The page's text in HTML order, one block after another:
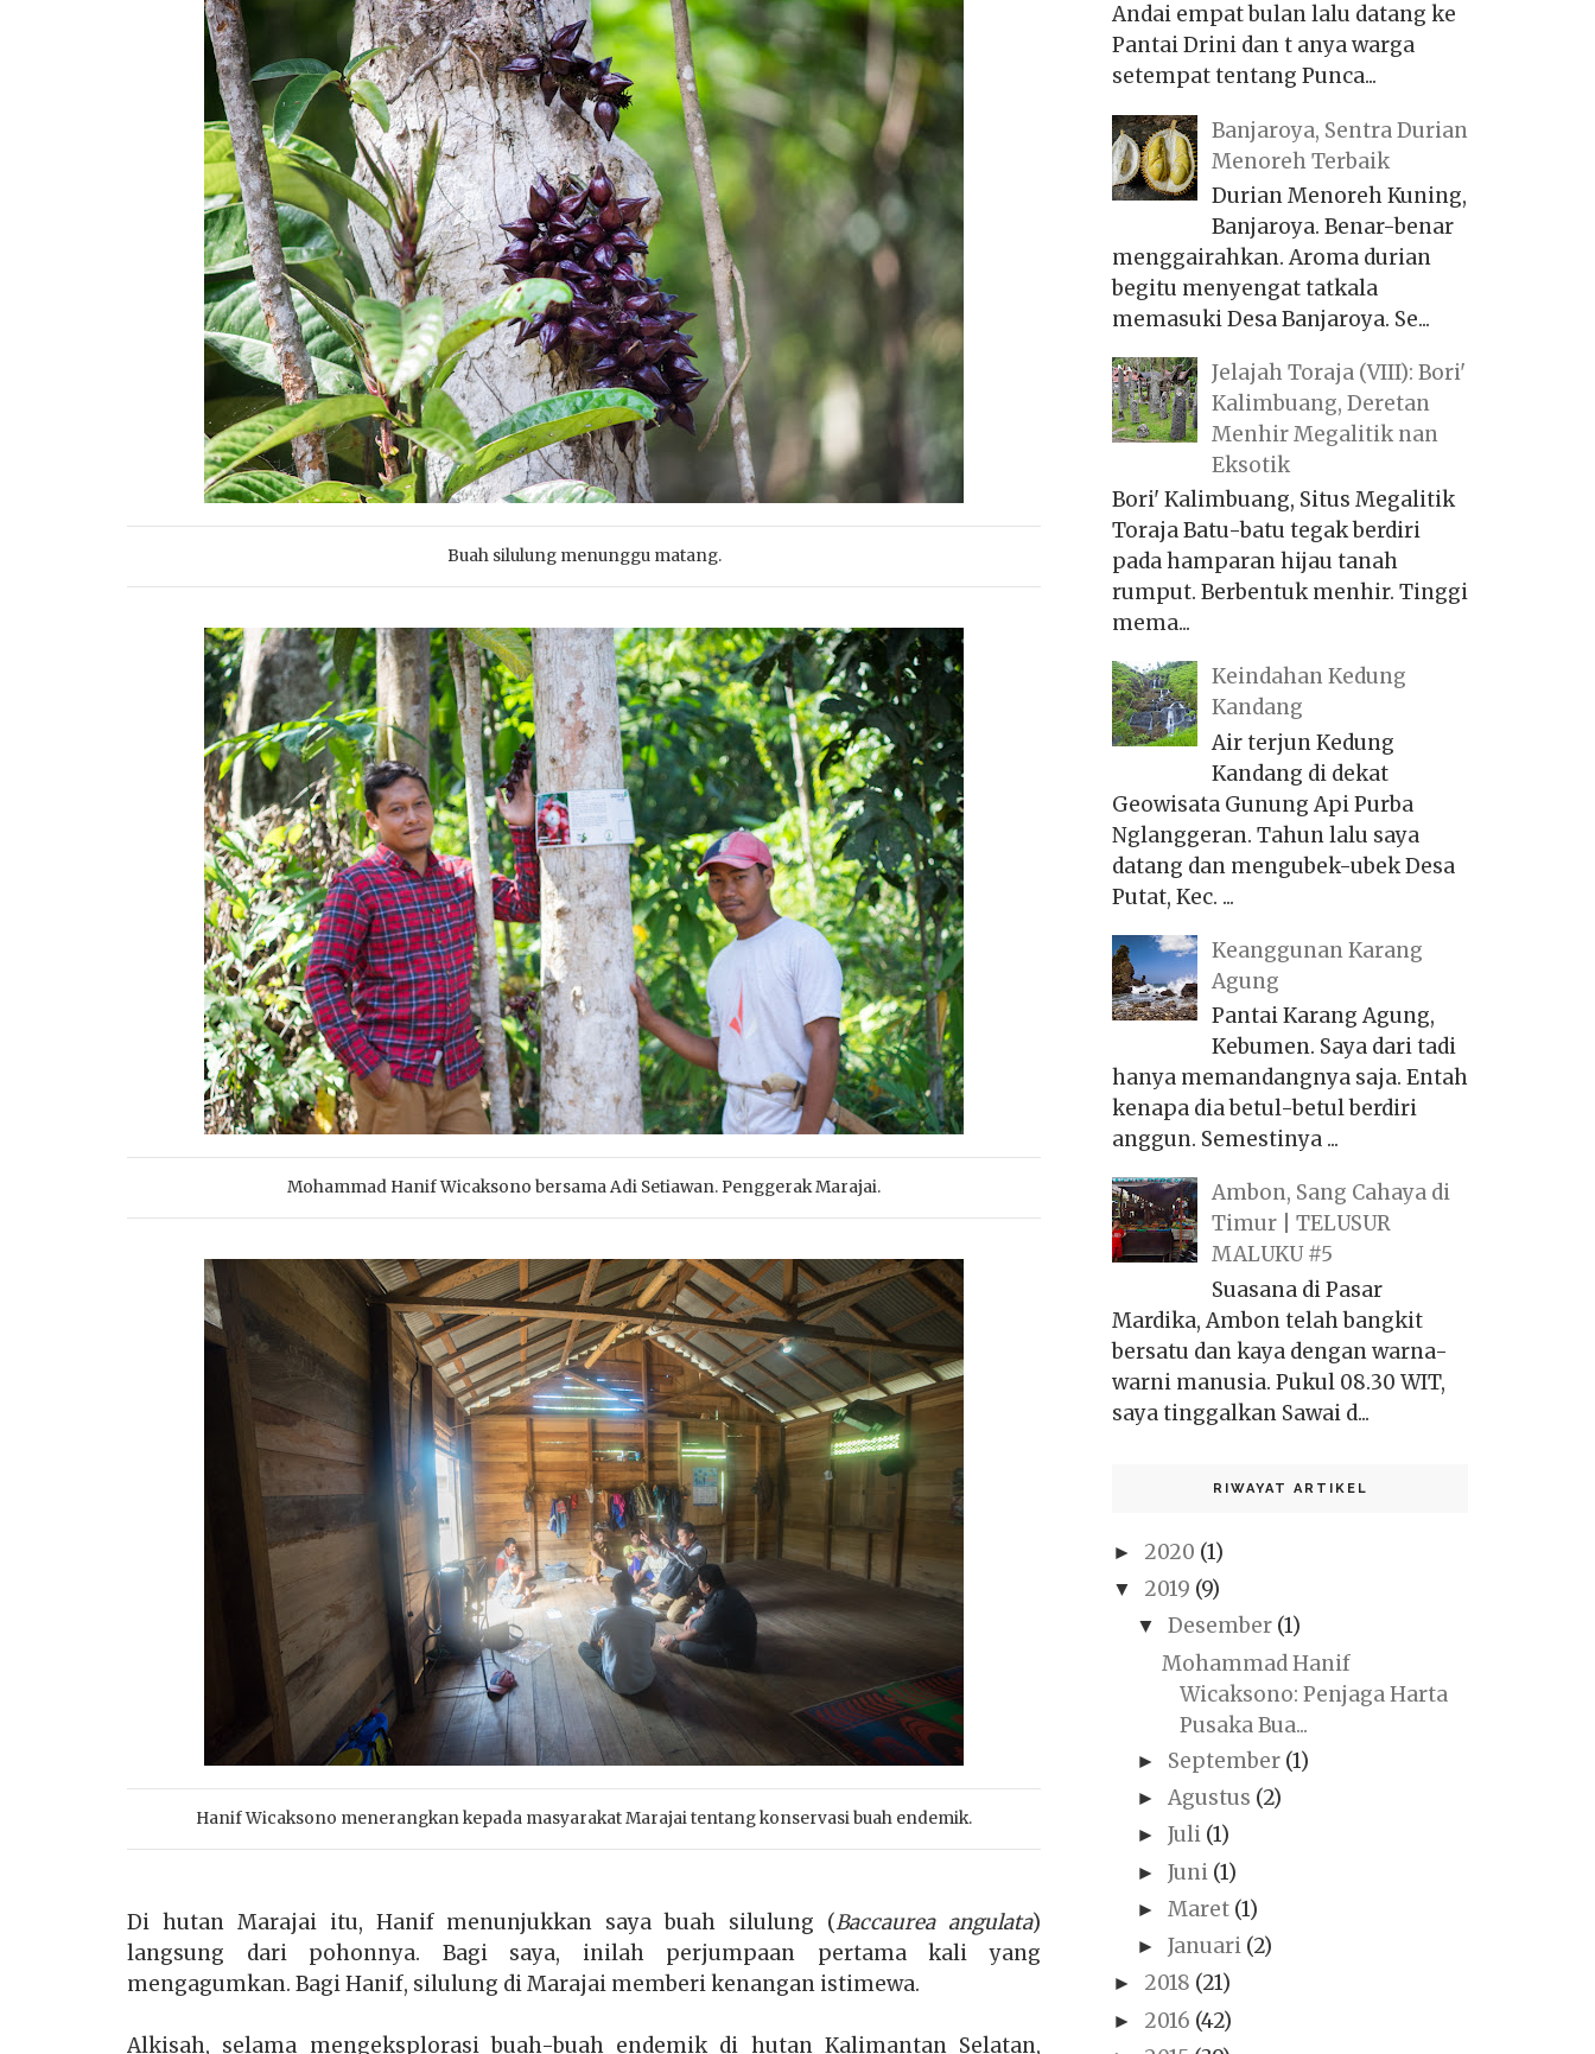
Buah silulung menunggu matang.
Mohammad Hanif Wicaksono bersama Adi Setiawan. Penggerak Marajai.
Hanif Wicaksono menerangkan kepada masyarakat Marajai tentang konservasi buah endemik.
Di hutan Marajai itu, Hanif menunjukkan saya buah silulung (Baccaurea angulata)
langsung dari pohonnya. Bagi saya, inilah perjumpaan pertama kali yang
mengagumkan. Bagi Hanif, silulung di Marajai memberi kenangan istimewa.
Alkisah, selama mengeksplorasi buah-buah endemik di hutan Kalimantan Selatan,
Andai empat bulan lalu datang ke
Pantai Drini dan t anya warga
setempat tentang Punca...
Banjaroya, Sentra Durian
Menoreh Terbaik
Durian Menoreh Kuning,
Banjaroya. Benar-benar
menggairahkan. Aroma durian
begitu menyengat tatkala
memasuki Desa Banjaroya. Se...
Jelajah Toraja (VIII): Bori'
Kalimbuang, Deretan
Menhir Megalitik nan
Eksotik
Bori' Kalimbuang, Situs Megalitik
Toraja Batu-batu tegak berdiri
pada hamparan hijau tanah
rumput. Berbentuk menhir. Tinggi
mema...
Keindahan Kedung
Kandang
Air terjun Kedung
Kandang di dekat
Geowisata Gunung Api Purba
Nglanggeran. Tahun lalu saya
datang dan mengubek-ubek Desa
Putat, Kec. ...
Keanggunan Karang
Agung
Pantai Karang Agung,
Kebumen. Saya dari tadi
hanya memandangnya saja. Entah
kenapa dia betul-betul berdiri
anggun. Semestinya ...
Ambon, Sang Cahaya di
Timur | TELUSUR
MALUKU #5
Suasana di Pasar
Mardika, Ambon telah bangkit
bersatu dan kaya dengan warna-
warni manusia. Pukul 08.30 WIT,
saya tinggalkan Sawai d...
RIWAYAT ARTIKEL
► 2020 (1)
▼ 2019 (9)
▼ Desember (1)
Mohammad Hanif
Wicaksono: Penjaga Harta
Pusaka Bua...
► September (1)
►Agustus (2)
► Juli (1)
►Juni (1)
►Maret (1)
►Januari (2)
► 2018 (21)
► 2016 (42)